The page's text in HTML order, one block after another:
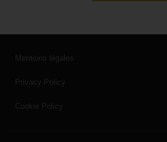
Mentions légales
Privacy Policy
Cookie Policy